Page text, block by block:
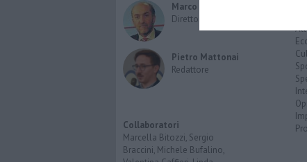
Marco Migli
Direttore Responsabile
Pietro Mattonai
Redattore
Collaboratori
Marcella Bitozzi, Sergio
Braccini, Michele Bufalino,